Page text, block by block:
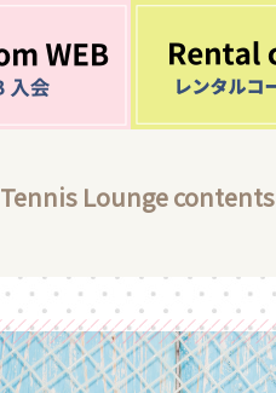
Tennis Lounge contents